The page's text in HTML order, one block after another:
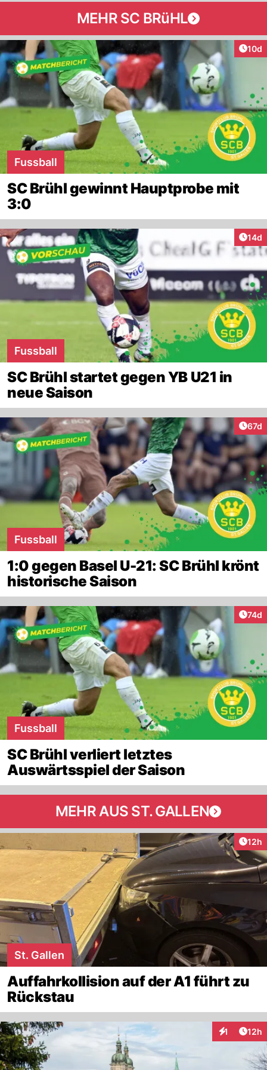
MEHR SC BRüHL
10d
Fussball
SC Brühl gewinnt Hauptprobe mit
3:0
14d
Fussball
SC Brühl startet gegen YB U21 in
neue Saison
67d
Fussball
1:0 gegen Basel U-21: SC Brühl krönt
historische Saison
74d
Fussball
SC Brühl verliert letztes
Auswärtsspiel der Saison
MEHR AUS ST. GALLEN
12h
St. Gallen
Auffahrkollision auf der A1 führt zu
Rückstau
1 12h